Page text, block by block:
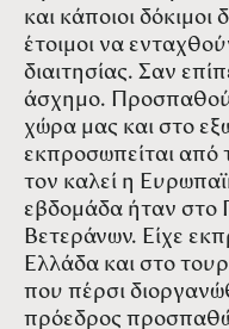
και κάποιοι δόκιμοι
έτοιμοι να
διαιτησίας. Σαν
άσχημο.
χώρα μας και στο
εκπροσωπείται
τον καλεί η
εβδομάδα ήταν στο
Βετεράνων. Είχε
Ελλάδα και στο
που πέρσι
πρόεδρος